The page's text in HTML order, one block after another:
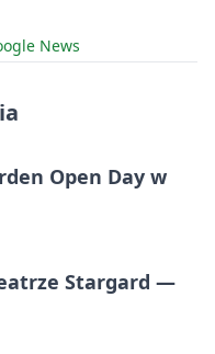
News
Open Day w
Stargard —